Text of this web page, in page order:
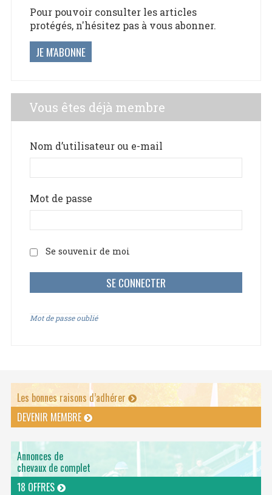
Pour pouvoir consulter les articles
protégés, n'hésitez pas à vous abonner.
JE M'ABONNE
Vous êtes déjà membre
Nom d’utilisateur ou e-mail
Mot de passe
Se souvenir de moi
Mot de passe oublié
Les bonnes raisons d’adhérer
DEVENIR MEMBRE
Annonces de
chevaux de complet
18 OFFRES